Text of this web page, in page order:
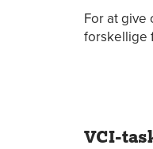
For at give
forskellige
VCI-